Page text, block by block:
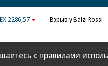
2286,57 Взрыв у Balzi Rossi
с правилами